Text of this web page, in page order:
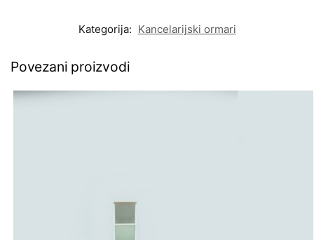
Kategorija: Kancelarijski ormari
Povezani proizvodi